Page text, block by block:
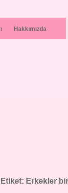
Hakkımızda
Etiket: Erkekler